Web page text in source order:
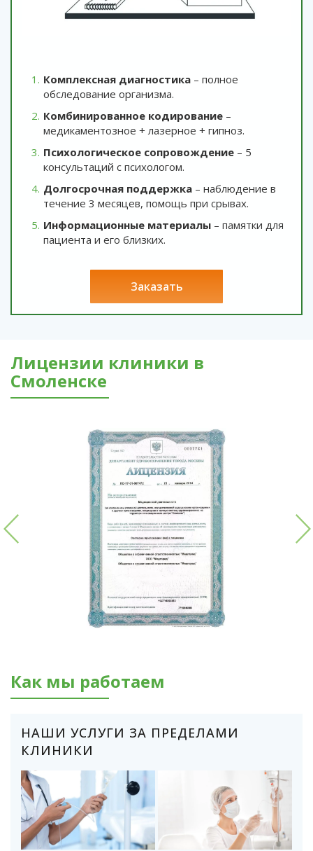
Комплексная диагностика – полное
обследование организма.
Комбинированное кодирование –
медикаментозное + лазерное + гипноз.
Психологическое сопровождение – 5
консультаций с психологом.
Долгосрочная поддержка – наблюдение в
течение 3 месяцев, помощь при срывах.
Информационные материалы – памятки для
пациента и его близких.
заказать
Лицензии клиники в
Смоленске
Как мы работаем
НАШИ УСЛУГИ ЗА ПРЕДЕЛАМИ
КЛИНИКИ